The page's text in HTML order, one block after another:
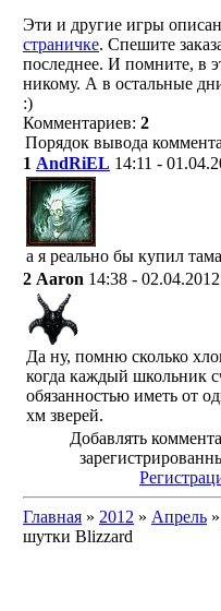
Эти и другие игры
страничке. Спешите
последнее. И помните, в
никому. А в остальные
:)
Комментариев: 2
Порядок вывода
1 AndRiEL 14:11 -
а я реально бы купил
2 Aaron 14:38 - 02.04.2012
Да ну, помню сколько
когда каждый школьник
обязанностью иметь от
хм зверей.
Добавлять
Главная » 2012 » Апрель »
шутки Blizzard